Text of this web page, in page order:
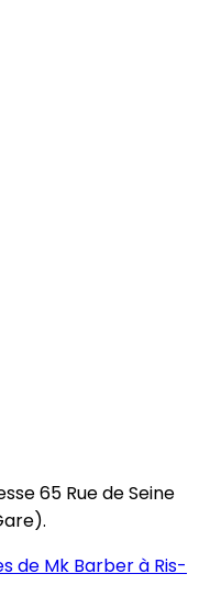
65 Rue de Seine
de Mk Barber à Ris-